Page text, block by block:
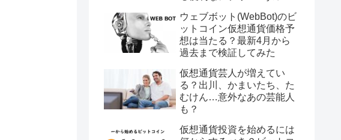
ウェブボット(WebBot)のビ
ットコイン仮想通貨価格予
想は当たる？最新4月から
過去まで検証してみた
仮想通貨芸人が増えてい
る？出川、かまいたち、た
むけん…意外なあの芸能人
も？
仮想通貨投資を始めるには